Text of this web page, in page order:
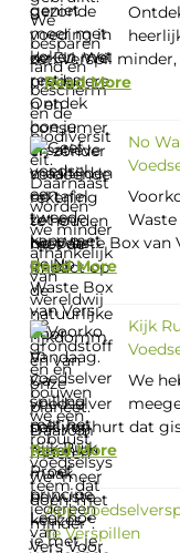
zet. Verspil
...Read More
No
No Waste Box van
Read More
Kijk
We
pak yoghurt dat
Read More
App
te Verspillen